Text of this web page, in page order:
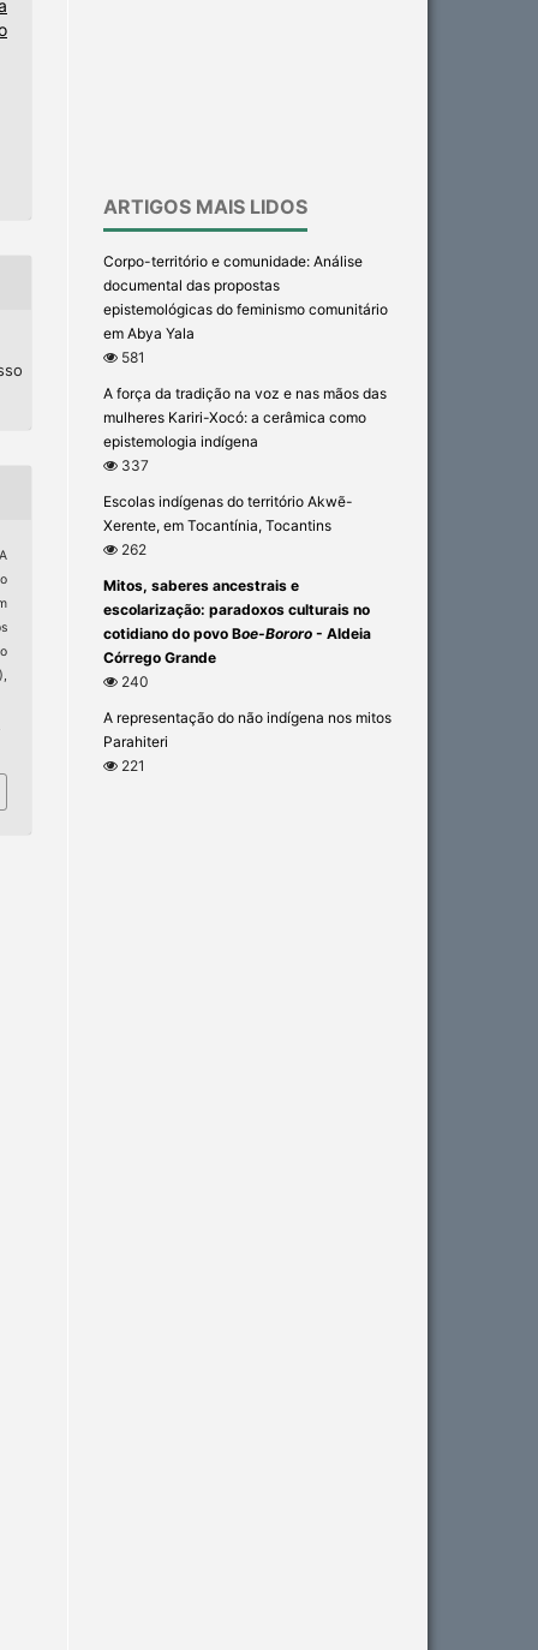
ARTIGOS MAIS LIDOS
Corpo-território e comunidade: Análise
documental das propostas
epistemológicas do feminismo comunitário
em Abya Yala
581
A força da tradição na voz e nas mãos das
mulheres Kariri-Xocó: a cerâmica como
epistemologia indígena
337
Escolas indígenas do território Akwẽ-
Xerente, em Tocantínia, Tocantins
262
Mitos, saberes ancestrais e
escolarização: paradoxos culturais no
cotidiano do povo Boe-Bororo - Aldeia
Córrego Grande
240
A representação do não indígena nos mitos
Parahiteri
221